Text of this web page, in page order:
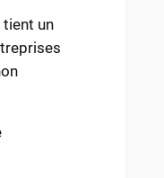
tient un